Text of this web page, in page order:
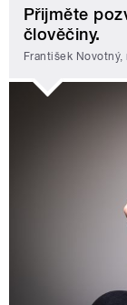
Přijměte
člověčiny.
František Novotný,